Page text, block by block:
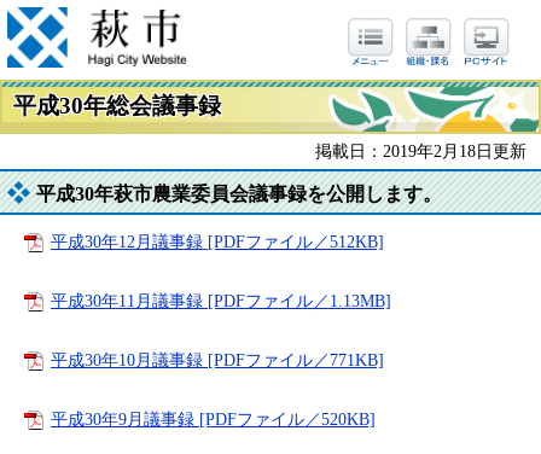
平成30年総会議事録
掲載日：2019年2月18日更新
平成30年萩市農業委員会議事録を公開します。
平成30年12月議事録 [PDFファイル／512KB]
平成30年11月議事録 [PDFファイル／1.13MB]
平成30年10月議事録 [PDFファイル／771KB]
平成30年9月議事録 [PDFファイル／520KB]